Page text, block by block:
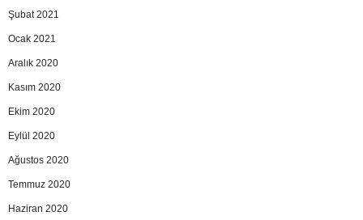
Şubat 2021
Ocak 2021
Aralık 2020
Kasım 2020
Ekim 2020
Eylül 2020
Ağustos 2020
Temmuz 2020
Haziran 2020